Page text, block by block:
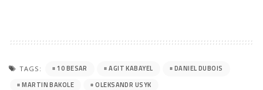
TAGS: 10 BESAR AGIT KABAYEL
DANIEL DUBOIS
MARTIN BAKOLE
OLEKSANDR USYK